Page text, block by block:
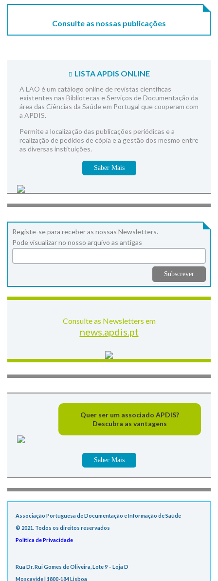
Consulte as nossas publicações
LISTA APDIS ONLINE
A LAO é um catálogo online de revistas científicas
existentes nas Bibliotecas e Serviços de Documentação da
área das Ciências da Saúde em Portugal que cooperam com
a APDIS.
Permite a localização das publicações periódicas e a
realização de pedidos de cópia e a gestão dos mesmo entre
as diversas instituições.
Saber Mais
Registe-se para receber as nossas Newsletters.
Pode visualizar no nosso arquivo as antigas
Consulte as Newsletters em
news.apdis.pt
Quer ser um associado APDIS?
Descubra as vantagens
Saber Mais
Associação Portuguesa de Documentação e Informação de Saúde
© 2021. Todos os direitos reservados
Política de Privacidade
Rua Dr. Rui Gomes de Oliveira, Lote 9 – Loja D
Moscavide | 1800-184 Lisboa